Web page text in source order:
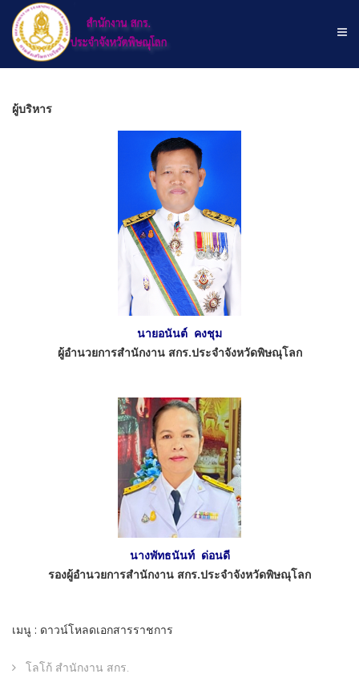
ผู้บริหาร
นายอนันต์ คงชุม
ผู้อำนวยการสำนักงาน สกร.ประจำจังหวัดพิษณุโลก
นางพัทธนันท์ ด่อนดี
รองผู้อำนวยการสำนักงาน สกร.ประจำจังหวัดพิษณุโลก
เมนู : ดาวน์โหลดเอกสารราชการ
โลโก้ สำนักงาน สกร.